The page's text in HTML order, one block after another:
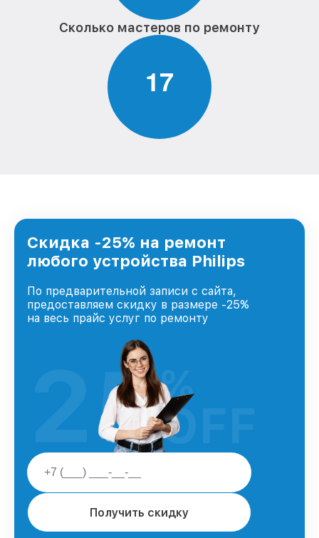
Сколько мастеров по ремонту
17
Скидка -25% на ремонт
любого устройства Philips
По предварительной записи с сайта,
предоставляем скидку в размере -25%
на весь прайс услуг по ремонту
Получить скидку
25%
OFF